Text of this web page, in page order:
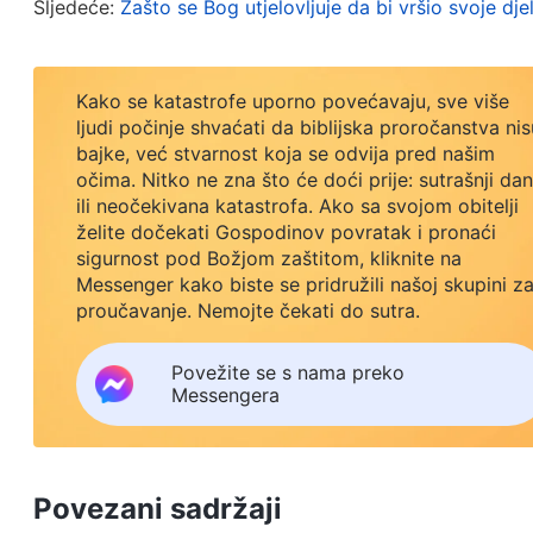
Sljedeće: Zašto se Bog utjelovljuje da bi vršio svoje
Kako se katastrofe uporno povećavaju, sve više
ljudi počinje shvaćati da biblijska proročanstva
bajke, već stvarnost koja se odvija pred našim
očima. Nitko ne zna što će doći prije: sutrašnji dan
ili neočekivana katastrofa. Ako sa svojom obitelji
želite dočekati Gospodinov povratak i pronaći
sigurnost pod Božjom zaštitom, kliknite na
Messenger kako biste se pridružili našoj skupini za
proučavanje. Nemojte čekati do sutra.
Povežite se s nama preko
Messengera
Povezani sadržaji